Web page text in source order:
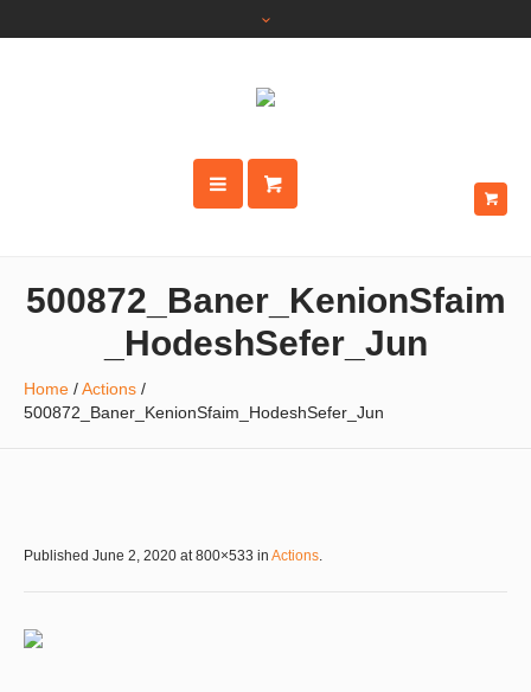
500872_Baner_KenionSfaim
_HodeshSefer_Jun
Home /Actions /
500872_Baner_KenionSfaim_HodeshSefer_Jun
Published June 2, 2020 at 800×533 in Actions